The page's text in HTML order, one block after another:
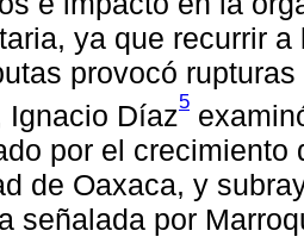
ya que recurrir
provocó
Ignacio Díaz5
por el
de Oaxaca, y
señalada por